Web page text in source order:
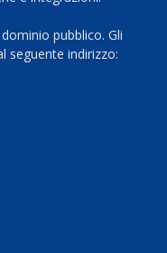
pubblico. Gli
seguente indirizzo: